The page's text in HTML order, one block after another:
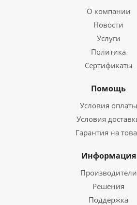
О компании
Новости
Услуги
Политика
Сертификаты
Помощь
Условия оплаты
Условия
Гарантия на
Информация
Производители
Решения
Поддержка